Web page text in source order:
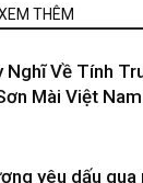
THÊM
Nghĩ Về Tính
Mài Việt
yêu dấu